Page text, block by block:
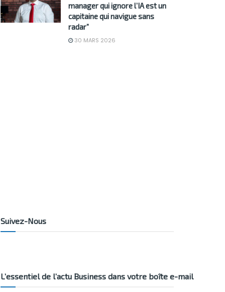
manager qui ignore l’IA est un
capitaine qui navigue sans
radar”
30 MARS 2026
Suivez-Nous
L’essentiel de l’actu Business dans votre boîte e-mail